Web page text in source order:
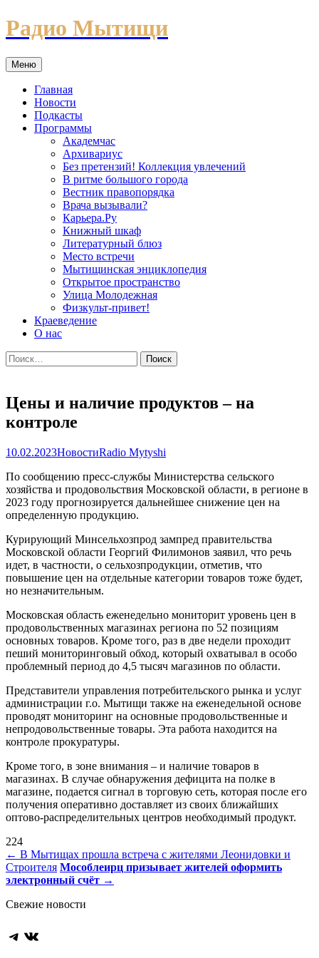
Перейти
к
Радио Мытищи
Меню
Главная
Новости
Подкасты
Программы
Академчас
Архивариус
Без претензий! Коллекция увлечений
В ритме большого города
Вестник правопорядка
Врача вызывали?
Карьера.Ру
Книжный шкаф
Литературный блюз
Место встречи
Мытищинская энциклопедия
Открытое пространство
Улица Молодежная
Физкульт-привет!
Краеведение
О нас
Найти:
Цены и наличие продуктов – на
контроле
10.02.2023НовостиRadio Mytyshi
По сообщению пресс-службы Министерства сельского
хозяйства и продовольствия Московской области, в регионе в
2023 году прогнозируется дальнейшее снижение цен на
определенную продукцию.
Курирующий Минсельхозпрод зампред правительства
Московской области Георгий Филимонов заявил, что речь
идет, в частности, о сельхозпродукции, отметив, что
повышение цен на отдельные категории товаров тоже будет,
но незначительным.
Московская область еженедельно мониторит уровень цен в
продовольственных магазинах региона по 52 позициям
основных товаров. Кроме того, раз в две недели проходит
пеший мониторинговый обход, который охватывал в особо
проблемный период до 4,5 тысяч магазинов по области.
Представители управления потребительского рынка и услуг
администрации г.о. Мытищи также на еженедельной основе
проводят мониторинг на основные продовольственные и
непродовольственные товары. Эта работа находится на
контроле прокуратуры.
Кроме того, в зоне внимания – и наличие товаров в
магазинах. В случае обнаружения дефицита на полке в
магазине, подается сигнал в торговую сеть, которая после его
получения оперативно доставляет из своих ближайших
оптово-распределительных центров необходимый продукт.
224
Навигация
по
← В Мытищах прошла встреча с жителями Леонидовки и
Строителя Мособлеирц призывает жителей оформить
электронный счёт →
Свежие новости
Telegram
ВКонтакте